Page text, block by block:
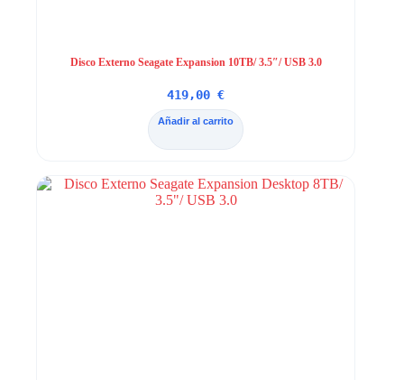
Disco Externo Seagate Expansion 10TB/ 3.5″/ USB 3.0
419,00€
Añadir al carrito